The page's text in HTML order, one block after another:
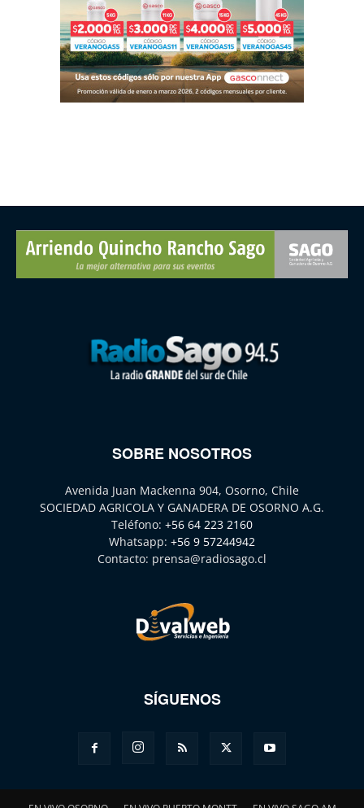
SOBRE NOSOTROS
Avenida Juan Mackenna 904, Osorno, Chile
SOCIEDAD AGRICOLA Y GANADERA DE OSORNO A.G.
Teléfono: +56 64 223 2160
Whatsapp: +56 9 57244942
Contacto: prensa@radiosago.cl
SÍGUENOS